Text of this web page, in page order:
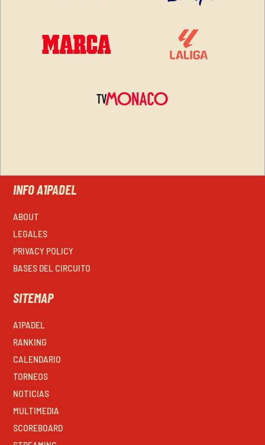
INFO A1PADEL
ABOUT
LEGALES
PRIVACY POLICY
BASES DEL CIRCUITO
SITEMAP
A1PADEL
RANKING
CALENDARIO
TORNEOS
NOTICIAS
MULTIMEDIA
SCOREBOARD